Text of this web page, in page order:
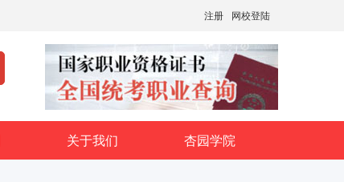
注册 网校登陆
关于我们 杏园学院